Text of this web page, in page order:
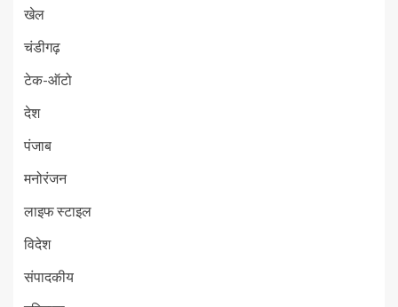
खेल
चंडीगढ़
टेक-ऑटो
देश
पंजाब
मनोरंजन
लाइफ स्टाइल
विदेश
संपादकीय